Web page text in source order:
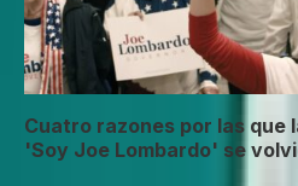
Cuatro razones por las que
'Soy Joe Lombardo' se